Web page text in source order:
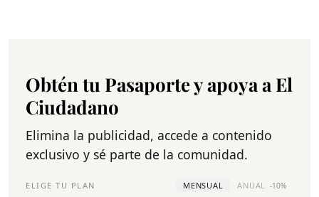
Obtén tu Pasaporte y apoya a El
Ciudadano
Elimina la publicidad, accede a contenido
exclusivo y sé parte de la comunidad.
ELIGE TU PLAN MENSUAL ANUAL -10%